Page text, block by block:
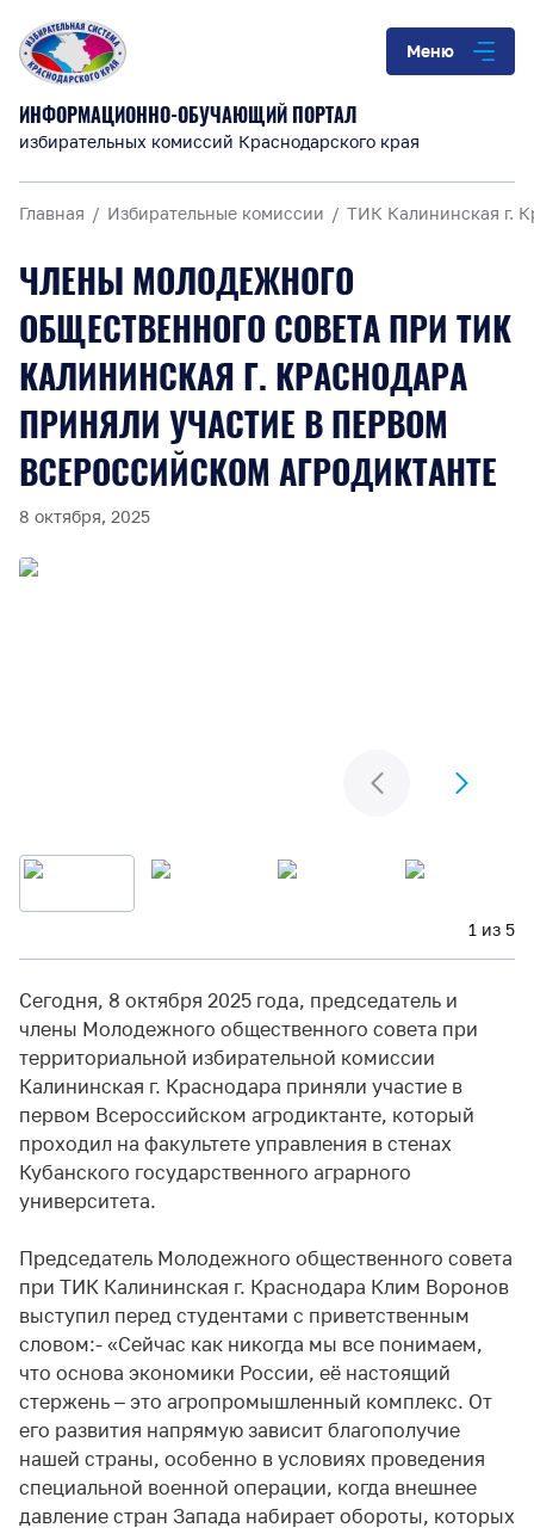
Меню
ИНФОРМАЦИОННО-ОБУЧАЮЩИЙ ПОРТАЛ
избирательных комиссий Краснодарского края
Главная Избирательные комиссии ТИК Калининская г.
ЧЛЕНЫ МОЛОДЕЖНОГО
ОБЩЕСТВЕННОГО СОВЕТА ПРИ ТИК
КАЛИНИНСКАЯ Г. КРАСНОДАРА
ПРИНЯЛИ УЧАСТИЕ В ПЕРВОМ
ВСЕРОССИЙСКОМ АГРОДИКТАНТЕ
8 октября, 2025
1 из 5
Сегодня, 8 октября 2025 года, председатель и
члены Молодежного общественного совета при
территориальной избирательной комиссии
Калининская г. Краснодара приняли участие в
первом Всероссийском агродиктанте, который
проходил на факультете управления в стенах
Кубанского государственного аграрного
университета.
Председатель Молодежного общественного совета
при ТИК Калининская г. Краснодара Клим Воронов
выступил перед студентами с приветственным
словом:- «Сейчас как никогда мы все понимаем,
что основа экономики России, её настоящий
стержень – это агропромышленный комплекс. От
его развития напрямую зависит благополучие
нашей страны, особенно в условиях проведения
специальной военной операции, когда внешнее
давление стран Запада набирает обороты, которых